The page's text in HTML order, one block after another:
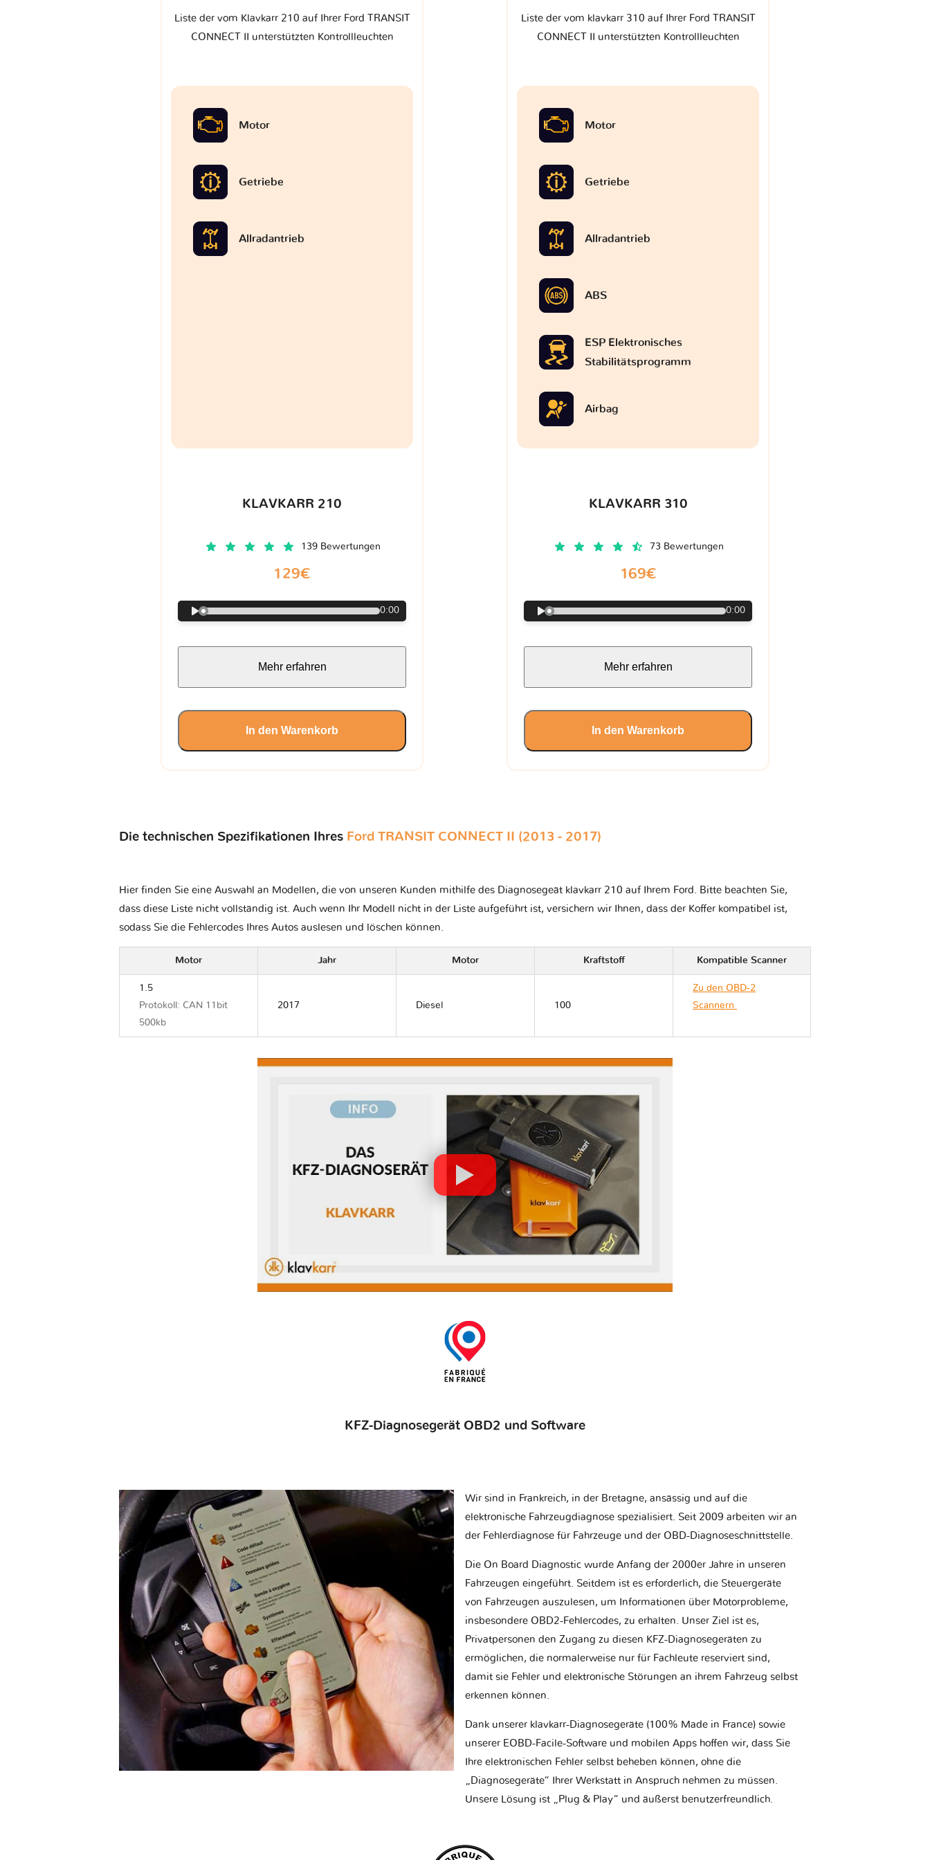
Liste der vom Klavkarr 210 auf Ihrer Ford TRANSIT
CONNECT II unterstützten Kontrollleuchten
Motor
Getriebe
Allradantrieb
KLAVKARR 210
139 Bewertungen
129€
0:00
Mehr erfahren
In den Warenkorb
Liste der vom klavkarr 310 auf Ihrer Ford TRANSIT
CONNECT II unterstützten Kontrollleuchten
Motor
Getriebe
Allradantrieb
ABS
ESP Elektronisches
Stabilitätsprogramm
Airbag
KLAVKARR 310
73 Bewertungen
169€
0:00
Mehr erfahren
In den Warenkorb
Die technischen Spezifikationen Ihres Ford TRANSIT CONNECT II (2013 - 2017)
Hier finden Sie eine Auswahl an Modellen, die von unseren Kunden mithilfe des Diagnosegeät klavkarr 210 auf Ihrem Ford. Bitte beachten Sie,
dass diese Liste nicht vollständig ist. Auch wenn Ihr Modell nicht in der Liste aufgeführt ist, versichern wir Ihnen, dass der Koffer kompatibel ist,
sodass Sie die Fehlercodes Ihres Autos auslesen und löschen können.
Motor Jahr Motor Kraftstoff Kompatible Scanner
1.5
Protokoll: CAN 11bit
500kb
2017 Diesel 100
Zu den OBD-2
Scannern
KFZ-Diagnosegerät OBD2 und Software
Wir sind in Frankreich, in der Bretagne, ansässig und auf die
elektronische Fahrzeugdiagnose spezialisiert. Seit 2009 arbeiten wir an
der Fehlerdiagnose für Fahrzeuge und der OBD-Diagnoseschnittstelle.
Die On Board Diagnostic wurde Anfang der 2000er Jahre in unseren
Fahrzeugen eingeführt. Seitdem ist es erforderlich, die Steuergeräte
von Fahrzeugen auszulesen, um Informationen über Motorprobleme,
insbesondere OBD2-Fehlercodes, zu erhalten. Unser Ziel ist es,
Privatpersonen den Zugang zu diesen KFZ-Diagnosegeräten zu
ermöglichen, die normalerweise nur für Fachleute reserviert sind,
damit sie Fehler und elektronische Störungen an ihrem Fahrzeug selbst
erkennen können.
Dank unserer klavkarr-Diagnosegeräte (100% Made in France) sowie
unserer EOBD-Facile-Software und mobilen Apps hoffen wir, dass Sie
Ihre elektronischen Fehler selbst beheben können, ohne die
„Diagnosegeräte“ Ihrer Werkstatt in Anspruch nehmen zu müssen.
Unsere Lösung ist „Plug & Play“ und äußerst benutzerfreundlich.